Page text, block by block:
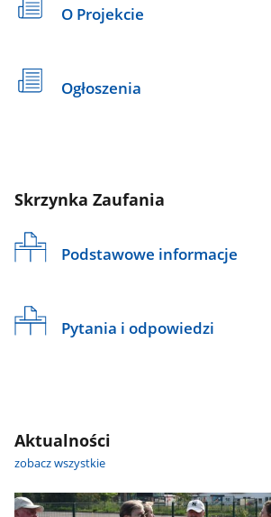
O Projekcie
Ogłoszenia
Skrzynka Zaufania
Podstawowe informacje
Pytania i odpowiedzi
Aktualności
zobacz wszystkie